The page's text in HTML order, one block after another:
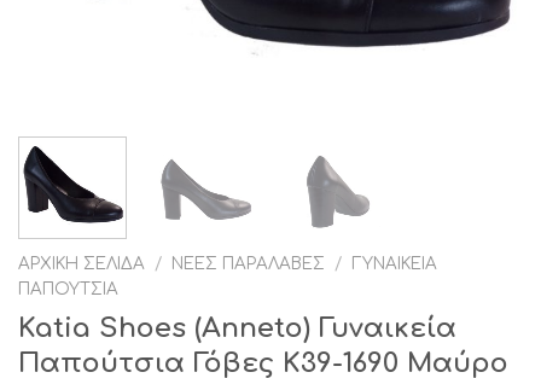
ΑΡΧΙΚΉ ΣΕΛΊΔΑ / ΝΈΕΣ ΠΑΡΑΛΑΒΈΣ /
ΓΥΝΑΙΚΕΊΑ
ΠΑΠΟΎΤΣΙΑ
Katia Shoes (Anneto) Γυναικεία
Παπούτσια Γόβες K39-1690 Mαύρο